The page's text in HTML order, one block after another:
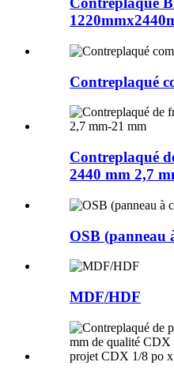
Contreplaqué
Contreplaqué
2440 mm 2,7
OSB (panneau
MDF/HDF